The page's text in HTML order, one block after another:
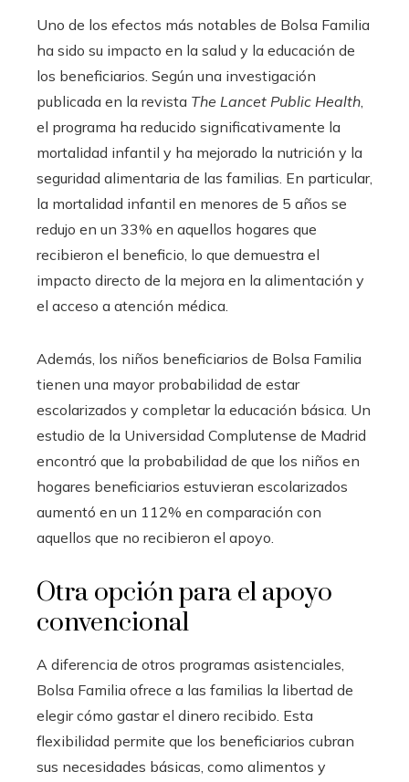
Uno de los efectos más notables de Bolsa Familia
ha sido su impacto en la salud y la educación de
los beneficiarios. Según una investigación
publicada en la revista The Lancet Public Health
el programa ha reducido significativamente la
mortalidad infantil y ha mejorado la nutrición y la
seguridad alimentaria de las familias. En particular,
la mortalidad infantil en menores de 5 años se
redujo en un 33% en aquellos hogares que
recibieron el beneficio, lo que demuestra el
impacto directo de la mejora en la alimentación y
el acceso a atención médica.
Además, los niños beneficiarios de Bolsa Familia
tienen una mayor probabilidad de estar
escolarizados y completar la educación básica. Un
estudio de la Universidad Complutense de Madrid
encontró que la probabilidad de que los niños en
hogares beneficiarios estuvieran escolarizados
aumentó en un 112% en comparación con
aquellos que no recibieron el apoyo.
Otra opción para el apoyo
convencional
A diferencia de otros programas asistenciales,
Bolsa Familia ofrece a las familias la libertad de
elegir cómo gastar el dinero recibido. Esta
flexibilidad permite que los beneficiarios cubran
sus necesidades básicas, como alimentos y